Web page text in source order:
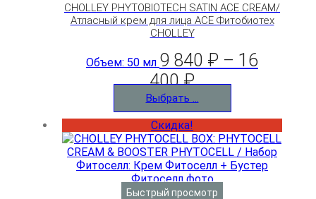
CHOLLEY PHYTOBIOTECH SATIN ACE CREAM/
Атласный крем для лица АСЕ Фитобиотех
CHOLLEY
Объем: 50 мл 9 840 ₽ – 16
400₽
Выбрать ...
Скидка!
Быстрый просмотр